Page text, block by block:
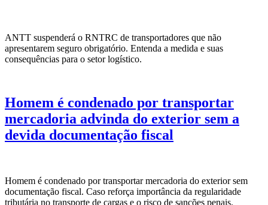
ANTT suspenderá o RNTRC de transportadores que não
apresentarem seguro obrigatório. Entenda a medida e suas
consequências para o setor logístico.
Homem é condenado por transportar
mercadoria advinda do exterior sem a
devida documentação fiscal
Homem é condenado por transportar mercadoria do exterior sem
documentação fiscal. Caso reforça importância da regularidade
tributária no transporte de cargas e o risco de sanções penais.